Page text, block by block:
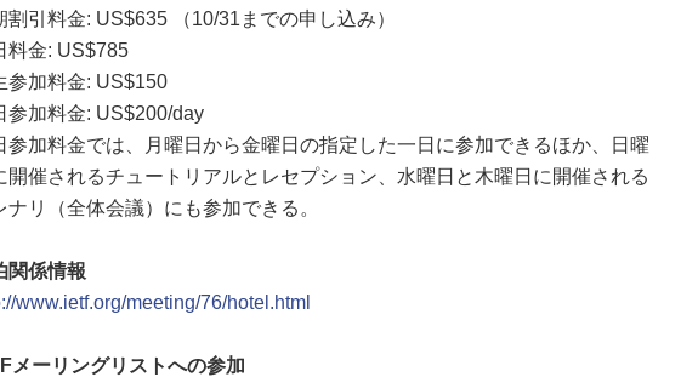
割引料金: US$635 （10/31までの申し込み）
料金: US$785
参加料金: US$150
参加料金: US$200/day
参加料金では、月曜日から金曜日の指定した一日に参加できるほか、日曜
開催されるチュートリアルとレセプション、水曜日と木曜日に開催される
ナリ（全体会議）にも参加できる。
関係情報
www.ietf.org/meeting/76/hotel.html
メーリングリストへの参加